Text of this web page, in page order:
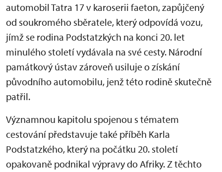
automobil Tatra 17 v karoserii faeton, zapůjčený
od soukromého sběratele, který odpovídá vozu,
jímž se rodina Podstatzkých na konci 20. let
minulého století vydávala na své cesty. Národní
památkový ústav zároveň usiluje o získání
původního automobilu, jenž této rodině skutečně
patřil.
Významnou kapitolu spojenou s tématem
cestování představuje také příběh Karla
Podstatzkého, který na počátku 20. století
opakovaně podnikal výpravy do Afriky. Z těchto